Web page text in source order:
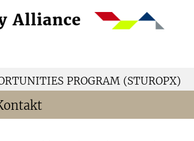
PROGRAM (STUROPX)